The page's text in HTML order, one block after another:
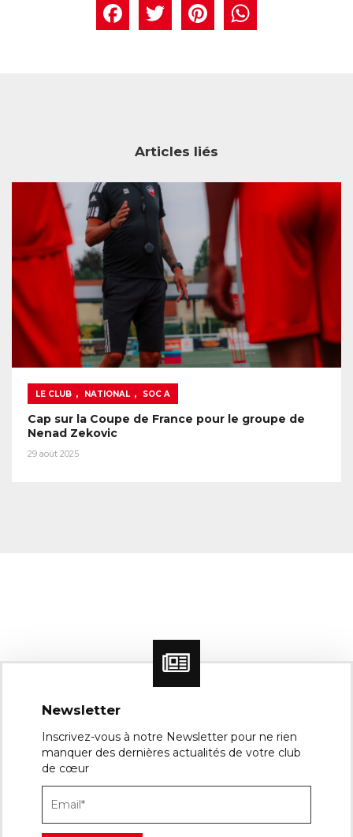
Facebook
Twitter
Articles liés
LE CLUB , NATIONAL , SOC A
Cap sur la Coupe de France pour le groupe de
Nenad Zekovic
29 août 2025
Newsletter
Inscrivez-vous à notre Newsletter pour ne rien
manquer des dernières actualités de votre club
de cœur